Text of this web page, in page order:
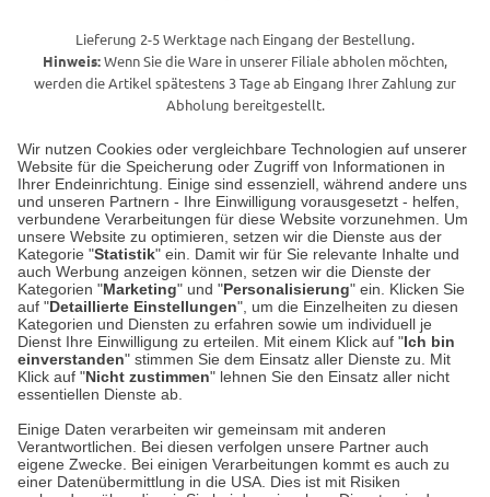
Wir nutzen Cookies oder vergleichbare Technologien auf unserer
Website für die Speicherung oder Zugriff von Informationen in
Ihrer Endeinrichtung. Einige sind essenziell, während andere uns
und unseren Partnern - Ihre Einwilligung vorausgesetzt - helfen,
verbundene Verarbeitungen für diese Website vorzunehmen. Um
unsere Website zu optimieren, setzen wir die Dienste aus der
Kategorie "Statistik" ein. Damit wir für Sie relevante Inhalte und
auch Werbung anzeigen können, setzen wir die Dienste der
Kategorien "Marketing" und "Personalisierung" ein. Klicken Sie
auf "Detaillierte Einstellungen", um die Einzelheiten zu diesen
Kategorien und Diensten zu erfahren sowie um individuell je
Dienst Ihre Einwilligung zu erteilen. Mit einem Klick auf "Ich bin
einverstanden" stimmen Sie dem Einsatz aller Dienste zu. Mit
Klick auf "Nicht zustimmen" lehnen Sie den Einsatz aller nicht
essentiellen Dienste ab.
Einige Daten verarbeiten wir gemeinsam mit anderen
Verantwortlichen. Bei diesen verfolgen unsere Partner auch
eigene Zwecke. Bei einigen Verarbeitungen kommt es auch zu
einer Datenübermittlung in die USA. Dies ist mit Risiken
Lieferung 2-5 Werktage nach Eingang der Bestellung.
Hinweis:Wenn Sie die Ware in unserer Filiale abholen möchten,
werden die Artikel spätestens 3 Tage ab Eingang Ihrer Zahlung zur
Abholung bereitgestellt.
Unser Geschäft in Meckenheim
Auf dem Steinbüchel 6
53340 Meckenheim
Montag bis Samstag 9:00 Uhr bis 18:00 Uhr
weitere Information
Hier finden Sie uns im Netz